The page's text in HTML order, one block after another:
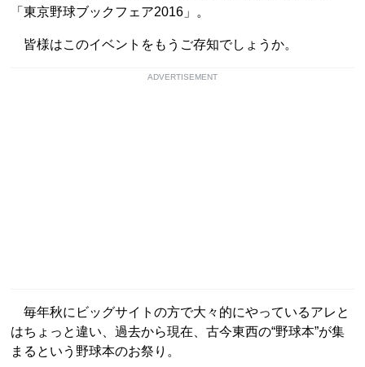
「東京野球ブックフェア2016」。
皆様はこのイベントをもうご存知でしょうか。
ADVERTISEMENT
毎年秋にビッグサイトの方で大々的にやっているアレと
はちょっと違い、過去から現在、古今東西の“野球本”が集
まるという野球本のお祭り。